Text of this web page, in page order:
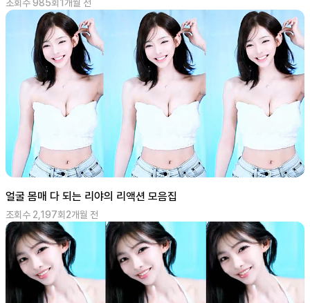
조회수985회 1개월 전
얼굴 몸매 다 되는 리야의 리액션 모음집
조회수 2,197회 2개월 전